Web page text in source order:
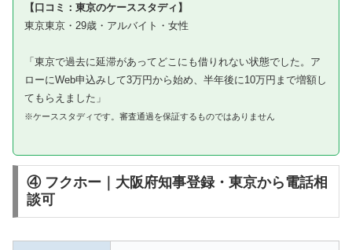
【口コミ：東京のケーススタディ】
東京東京・29歳・アルバイト・女性
「東京で過去に延滞があってどこにも借りれない状態でした。ア
ローにWeb申込みして3万円から始め、半年後に10万円まで増額し
てもらえました」
※ケーススタディです。審査通過を保証するものではありません
④ フクホー｜大阪府知事登録・東京から電話相
談可